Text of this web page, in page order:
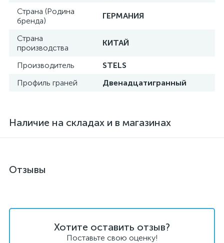
Страна (Родина
бренда)
ГЕРМАНИЯ
Страна
производства
КИТАЙ
Производитель
STELS
Профиль граней
Двенадцатигранный
Наличие на складах и в магазинах
Отзывы
Хотите оставить отзыв?
Поставьте свою оценку!